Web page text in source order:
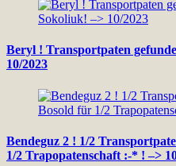
Beryl ! Transportpaten
10/2023
Bendeguz 2 ! 1/2
1/2 Trapopatenschaft :-* ! –>